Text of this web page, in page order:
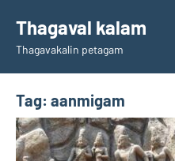
content
Thagaval kalam
Thagavakalin petagam
Tag: aanmigam